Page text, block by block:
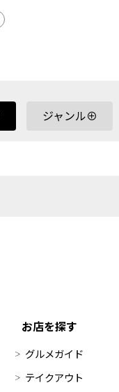
ジャンル⊕
お店を探す
グルメガイド
テイクアウト